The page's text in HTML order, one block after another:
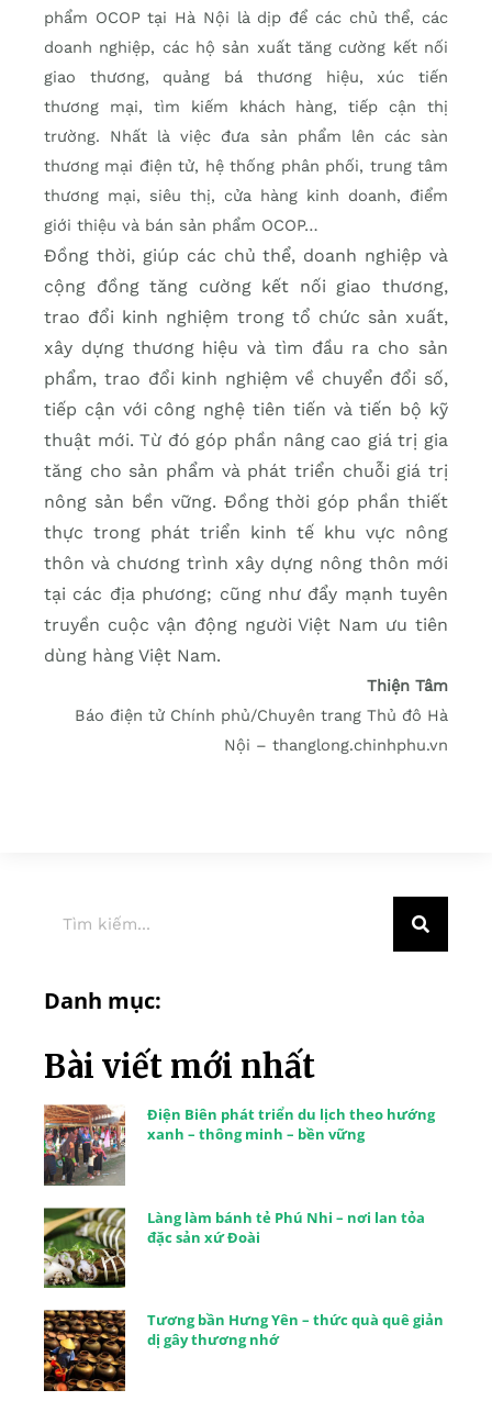
phẩm OCOP tại Hà Nội là dịp để các chủ thể, các
doanh nghiệp, các hộ sản xuất tăng cường kết nối
giao thương, quảng bá thương hiệu, xúc tiến
thương mại, tìm kiếm khách hàng, tiếp cận thị
trường. Nhất là việc đưa sản phẩm lên các sàn
thương mại điện tử, hệ thống phân phối, trung tâm
thương mại, siêu thị, cửa hàng kinh doanh, điểm
giới thiệu và bán sản phẩm OCOP…
Đồng thời, giúp các chủ thể, doanh nghiệp và
cộng đồng tăng cường kết nối giao thương,
trao đổi kinh nghiệm trong tổ chức sản xuất,
xây dựng thương hiệu và tìm đầu ra cho sản
phẩm, trao đổi kinh nghiệm về chuyển đổi số,
tiếp cận với công nghệ tiên tiến và tiến bộ kỹ
thuật mới. Từ đó góp phần nâng cao giá trị gia
tăng cho sản phẩm và phát triển chuỗi giá trị
nông sản bền vững. Đồng thời góp phần thiết
thực trong phát triển kinh tế khu vực nông
thôn và chương trình xây dựng nông thôn mới
tại các địa phương; cũng như đẩy mạnh tuyên
truyền cuộc vận động người Việt Nam ưu tiên
dùng hàng Việt Nam.
Thiện Tâm
Báo điện tử Chính phủ/Chuyên trang Thủ đô Hà
Nội – thanglong.chinhphu.vn
Danh mục:
Bài viết mới nhất
Điện Biên phát triển du lịch theo hướng
xanh – thông minh – bền vững
Làng làm bánh tẻ Phú Nhi – nơi lan tỏa
đặc sản xứ Đoài
Tương bần Hưng Yên – thức quà quê giản
dị gây thương nhớ